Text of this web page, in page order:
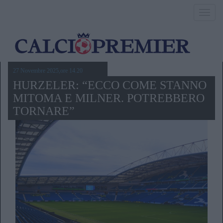
27 Novembre 2025,ore 14.20
HURZELER: “ECCO COME STANNO
MITOMA E MILNER. POTREBBERO
TORNARE”